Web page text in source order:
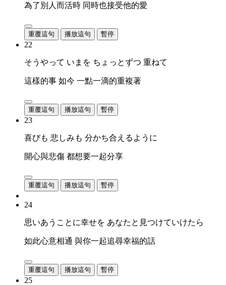
為了別人而活時 同時也接受他的愛
重覆這句 播放這句 暫停
22
そうやって いまを ちょっとずつ 重ねて
這樣的事 如今 一點一滴的重複著
重覆這句 播放這句 暫停
23
喜びも 悲しみも 分かち合えるように
開心與悲傷 都想要一起分享
重覆這句 播放這句 暫停
24
思いあうことに幸せを あなたと見つけていけたら
如此心意相通 與你一起追尋幸福的話
重覆這句 播放這句 暫停
25